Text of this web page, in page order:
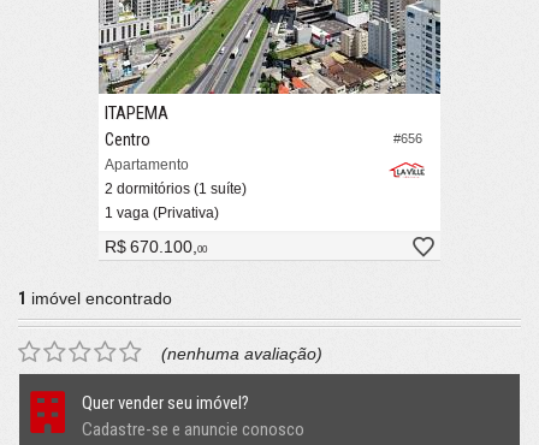
#656
ITAPEMA
Centro
Apartamento
2 dormitórios (1 suíte)
1 vaga (Privativa)
R$ 670.100, 00
1 imóvel encontrado
(nenhuma avaliação)
Quer vender seu imóvel?
Cadastre-se e anuncie conosco